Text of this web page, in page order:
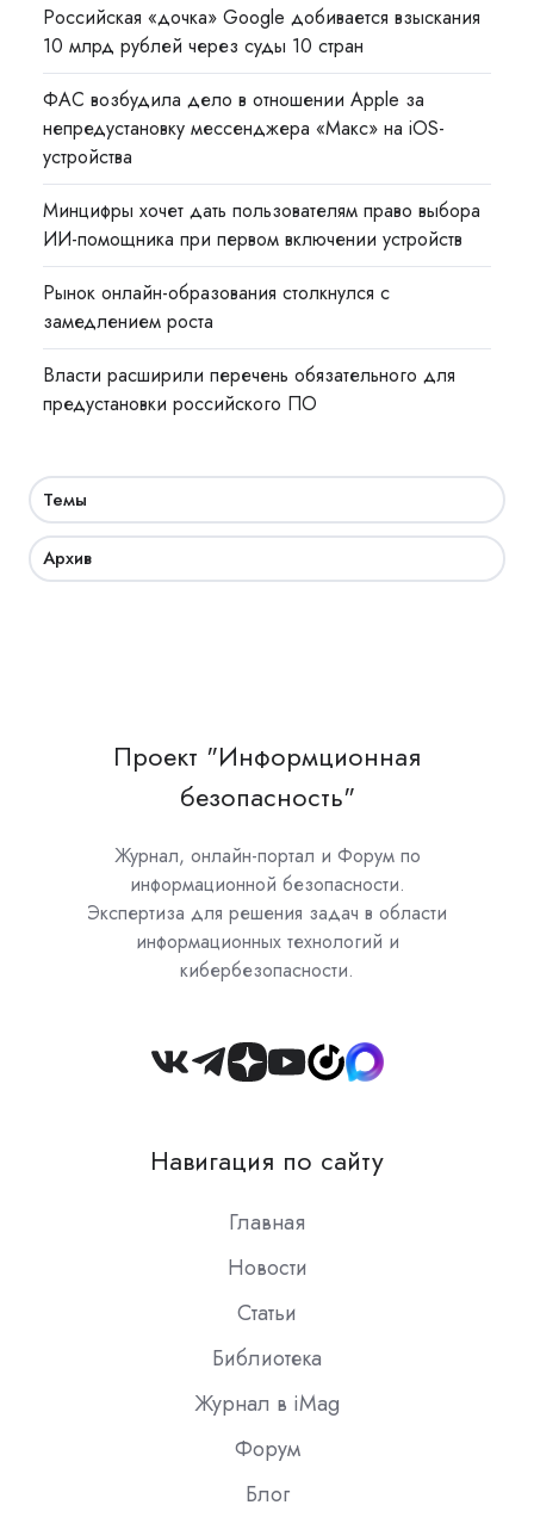
Российская «дочка» Google добивается взыскания
10 млрд рублей через суды 10 стран
ФАС возбудила дело в отношении Apple за
непредустановку мессенджера «Макс» на iOS-
устройства
Минцифры хочет дать пользователям право выбора
ИИ-помощника при первом включении устройств
Рынок онлайн-образования столкнулся с
замедлением роста
Власти расширили перечень обязательного для
предустановки российского ПО
Темы
Архив
Проект "Информционная
безопасность"
Журнал, онлайн-портал и Форум по
информационной безопасности.
Экспертиза для решения задач в области
информационных технологий и
кибербезопасности.
Join
Slack
Навигация по сайту
Главная
Новости
Статьи
Библиотека
Журнал в iMag
Форум
Блог